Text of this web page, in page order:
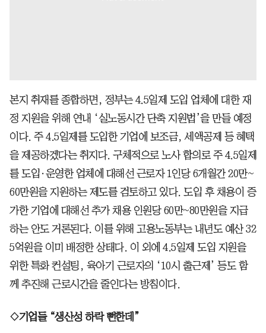
본지 취재를 종합하면, 정부는 4.5일제 도입 업체에 대한 재
정 지원을 위해 연내 ‘실노동시간 단축 지원법’을 만들 예정
이다. 주 4.5일제를 도입한 기업에 보조금, 세액공제 등 혜택
을 제공하겠다는 취지다. 구체적으로 노사 합의로 주 4.5일제
를 도입·운영한 업체에 대해선 근로자 1인당 6개월간 20만~
60만원을 지원하는 제도를 검토하고 있다. 도입 후 채용이 증
가한 기업에 대해선 추가 채용 인원당 60만~80만원을 지급
하는 안도 거론된다. 이를 위해 고용노동부는 내년도 예산 32
5억원을 이미 배정한 상태다. 이 외에 4.5일제 도입 지원을
위한 특화 컨설팅, 육아기 근로자의 ‘10시 출근제’ 등도 함
께 추진해 근로시간을 줄인다는 방침이다.
◇기업들 “생산성 하락 뻔한데”